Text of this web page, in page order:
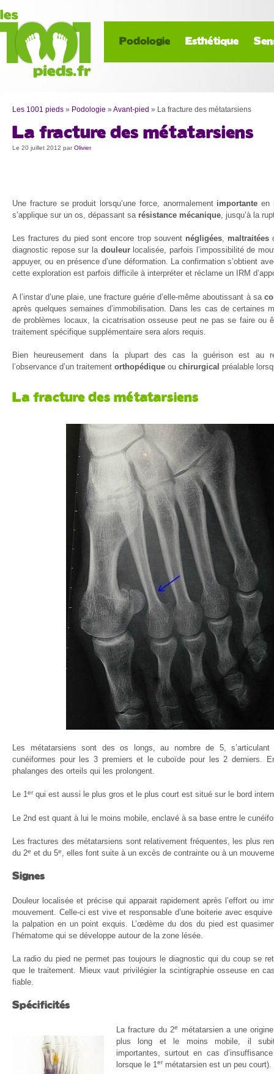
Podologie Esthétique
Les 1001 pieds » Podologie » Avant-pied » La fracture des métatarsiens
La fracture des métatarsiens
Le 20 juillet 2012 parOlivier
Une fracture se produit lorsqu’une force, anormalement importante en
s’applique sur un os, dépassant sa résistance mécanique , jusqu’à la
Les fractures du pied sont encore trop souvent négligées, maltraitées
diagnostic repose sur la douleurlocalisée, parfois l’impossibilité de
appuyer, ou en présence d’une déformation. La confirmation s’obtient
cette exploration est parfois difficile à interpréter et réclame un IRM
A l’instar d’une plaie, une fracture guérie d’elle-même aboutissant à sa
après quelques semaines d’immobilisation. Dans les cas de certaines
de problèmes locaux, la cicatrisation osseuse peut ne pas se faire ou
traitement spécifique supplémentaire sera alors requis.
Bien heureusement dans la plupart des cas la guérison est au
l’observance d’un traitement orthopédique ou chirurgical préalable
La fracture des métatarsiens
Les métatarsiens sont des os longs, au nombre de 5,
cunéiformes pour les 3 premiers et le cuboïde pour les 2 derniers.
phalanges des orteils qui les prolongent.
Le 1erqui est aussi le plus gros et le plus court est situé sur le bord
Le 2nd est quant à lui le moins mobile, enclavé à sa base entre le
Les fractures des métatarsiens sont relativement fréquentes, les plus
du 2e et du 5e, elles font suite à un excès de contrainte ou à un
Signes
Douleur localisée et précise qui apparait rapidement après l’effort ou
mouvement. Celle-ci est vive et responsable d’une boiterie avec esquive
la palpation en un point exquis. L’œdème du dos du pied est
l’hématome qui se développe autour de la zone lésée.
La radio du pied ne permet pas toujours le diagnostic qui du coup se
que le traitement. Mieux vaut privilégier la scintigraphie osseuse en
fiable.
Spécificités
La fracture du 2e
métatarsien a une
plus long et le moins mobile, il
importantes, surtout en cas
lorsque le 1 ermétatarsien est un peu court).